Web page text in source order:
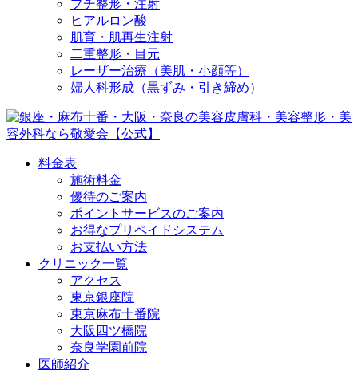
プチ整形・注射
ヒアルロン酸
肌育・肌再生注射
二重整形・目元
レーザー治療（美肌・小顔等）
婦人科形成（黒ずみ・引き締め）
料金表
施術料金
優待のご案内
ポイントサービスのご案内
お得なプリペイドシステム
お支払い方法
クリニック一覧
アクセス
東京銀座院
東京麻布十番院
大阪四ツ橋院
奈良学園前院
医師紹介